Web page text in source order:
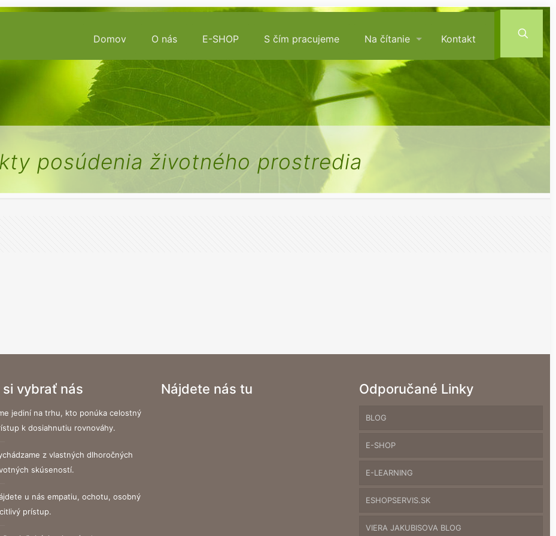
Domov O nás E-SHOP S čím pracujeme Na čítanie Kontakt
posúdenia životného prostredia
si vybrať nás
jediní na trhu, kto ponúka celostný
k dosiahnutiu rovnováhy.
z vlastných dlhoročných
skúseností.
u nás empatiu, ochotu, osobný
prístup.
Nájdete nás tu Odporučané Linky
BLOG
E-SHOP
E-LEARNING
ESHOPSERVIS.SK
VIERA JAKUBISOVA BLOG